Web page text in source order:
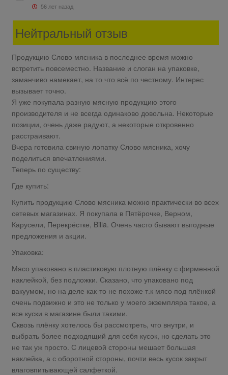
56 лет назад
Нейтральный отзыв
Продукцию Слово мясника в последнее время можно
встретить повсеместно. Название и слоган на упаковке,
заманчиво намекает, на то что всё по честному. Интерес
вызывает точно.
Я уже покупала разную мясную продукцию этого
производителя и не всегда одинаково довольна. Некоторые
позиции, очень даже радуют, а некоторые откровенно
расстраивают.
Вчера готовила свиную лопатку Слово мясника, хочу
поделиться впечатлениями.
Теперь по существу:
Где купить:
Купить продукцию Слово мясника можно практически во всех
сетевых магазинах. Я покупала в Пятёрочке, Верном,
Карусели, Перекрёстке, Billa. Очень часто бывают выгодные
предложения и акции.
Упаковка:
Мясо упаковано в пластиковую плотную плёнку с фирменной
наклейкой, без подложки. Сказано, что упаковано под
вакуумом, но на деле как-то не похоже т.к мясо под плёнкой
очень подвижно и это не только у моего экземпляра такое, а
все куски в магазине были такими.
Сквозь плёнку хотелось бы рассмотреть, что внутри, и
выбрать более подходящий для себя кусок, но сделать это
не так уж просто. С лицевой стороны мешает большая
наклейка, а с оборотной стороны, почти весь кусок закрыт
влаговпитывающей салфеткой.